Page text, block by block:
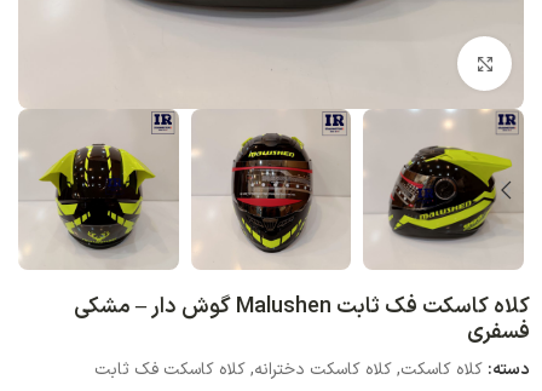
بزرگنمایی تصویر
کلاه کاسکت فک ثابت Malushen گوش دار – مشکی
فسفری
دسته: کلاه کاسکت,کلاه کاسکت دخترانه,کلاه کاسکت فک ثابت